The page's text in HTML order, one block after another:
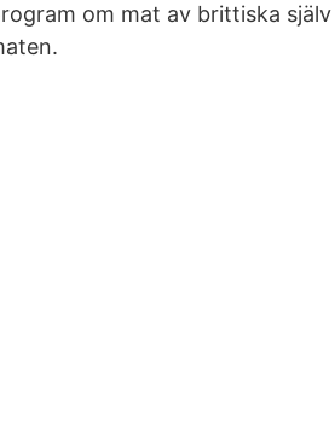
om mat av brittiska själv